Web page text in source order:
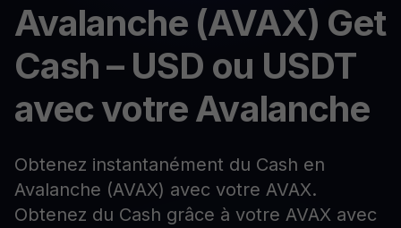
Avalanche (AVAX) Get
Cash – USD ou USDT
avec votre Avalanche
Obtenez instantanément du Cash en
Avalanche (AVAX) avec votre AVAX.
Obtenez du Cash grâce à votre AVAX avec